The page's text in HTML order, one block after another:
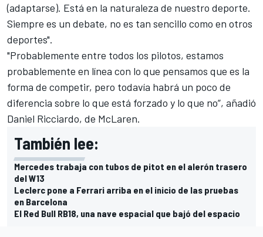
(adaptarse). Está en la naturaleza de nuestro deporte.
Siempre es un debate, no es tan sencillo como en otros
deportes".
"Probablemente entre todos los pilotos, estamos
probablemente en línea con lo que pensamos que es la
forma de competir, pero todavía habrá un poco de
diferencia sobre lo que está forzado y lo que no”, añadió
Daniel Ricciardo, de McLaren.
También lee:
Mercedes trabaja con tubos de pitot en el alerón trasero
del W13
Leclerc pone a Ferrari arriba en el inicio de las pruebas
en Barcelona
El Red Bull RB18, una nave espacial que bajó del espacio